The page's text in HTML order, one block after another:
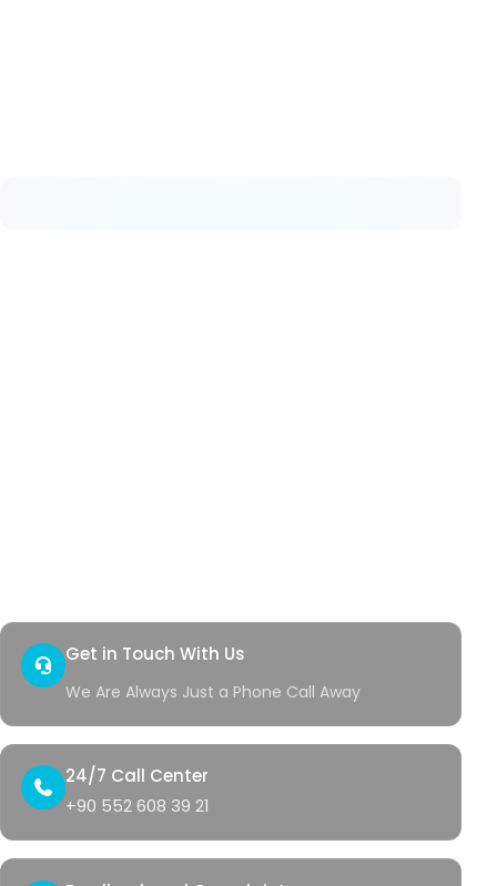
Get in Touch With Us
We Are Always Just a Phone Call Away
24/7 Call Center
+90 552 608 39 21